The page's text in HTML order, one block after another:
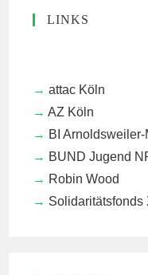
LINKS
attac Köln
AZ Köln
BI
BUND Jugend
Robin Wood
Solidaritätsfonds